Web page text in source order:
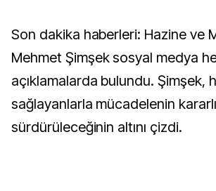
Son dakika haberleri: Hazine ve Maliye Bakanı
Mehmet Şimşek sosyal medya
açıklamalarda bulundu. Şimşek,
sağlayanlarla mücadelenin
sürdürüleceğinin altını çizdi.